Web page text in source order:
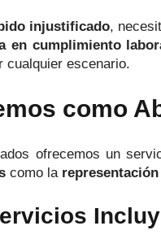
injustificado,
en cumplimiento
cualquier escenario.
como
ofrecemos un
como la